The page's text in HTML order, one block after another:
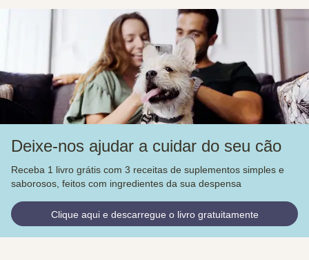
Deixe-nos ajudar a cuidar do seu cão
Receba 1 livro grátis com 3 receitas de suplementos simples e
saborosos, feitos com ingredientes da sua despensa
Clique aqui e descarregue o livro gratuitamente